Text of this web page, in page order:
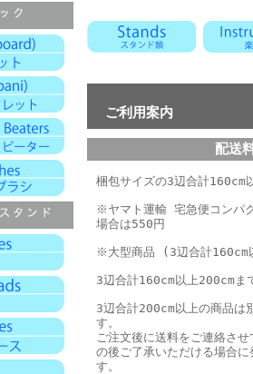
ご利用案内
配送
梱包サイズの3辺合計
※ヤマト運輸 宅急便コンパ
場合は550円
※大型商品 (3辺合計160cm
3辺合計160cm以上200cm
3辺合計200cm以上の商品は
す。
ご注文後に送料をご連絡さ
の後ご了承いただける場合
す。